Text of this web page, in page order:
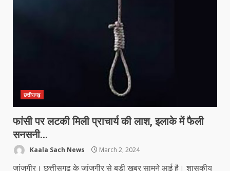
छत्तीसगढ़
फांसी पर लटकी मिली प्राचार्य की लाश, इलाके में फैली
सनसनी…
Kaala Sach News March 2, 2024
जांजगीर। छत्तीसगढ़ के जांजगीर से बड़ी खबर सामने आई है। शासकीय